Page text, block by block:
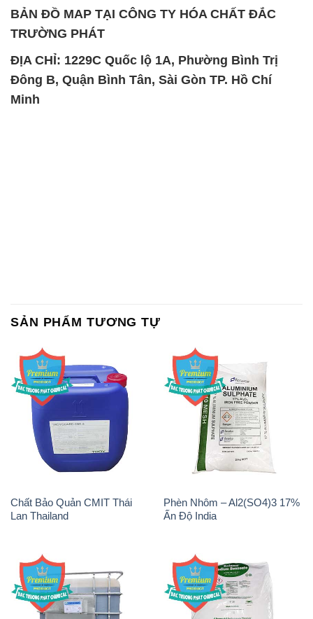
BẢN ĐỒ MAP TẠI CÔNG TY HÓA CHẤT ĐẮC
TRƯỜNG PHÁT
ĐỊA CHỈ: 1229C Quốc lộ 1A, Phường Bình Trị
Đông B, Quận Bình Tân, Sài Gòn TP. Hồ Chí
Minh
SẢN PHẨM TƯƠNG TỰ
Chất Bảo Quản CMIT Thái
Lan Thailand
Phèn Nhôm – Al2(SO4)3 17%
Ấn Độ India